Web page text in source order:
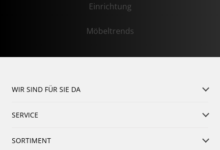
Einrichtung
Möbeltrends
WIR SIND FÜR SIE DA
SERVICE
SORTIMENT